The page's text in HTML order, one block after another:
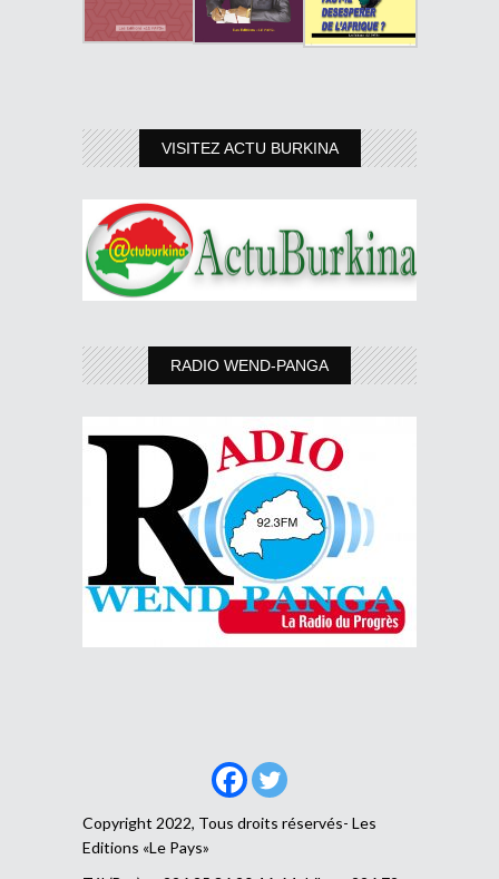
VISITEZ ACTU BURKINA
RADIO WEND-PANGA
Copyright 2022, Tous droits réservés- Les
Editions «Le Pays»